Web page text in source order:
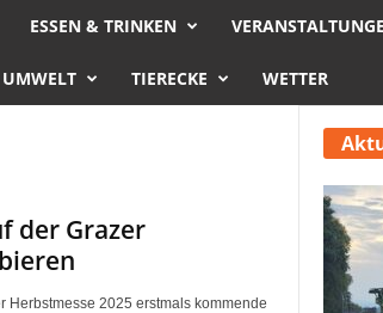
ESSEN & TRINKEN
UMWELT TIERECKE WETTER
der Grazer
Herbstmesse 2025 erstmals kommende